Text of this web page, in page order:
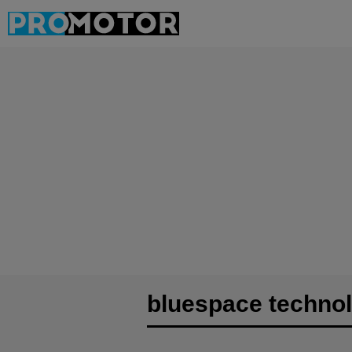
bluespace